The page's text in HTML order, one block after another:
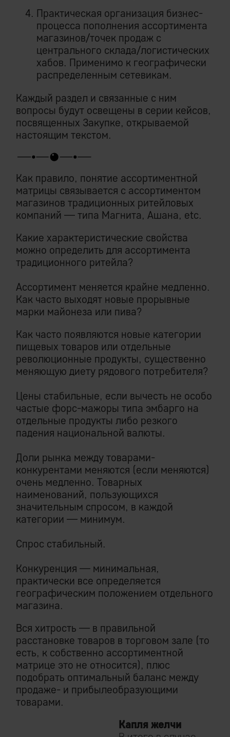
Практическая организация бизнес-
процесса пополнения ассортимента
магазинов/точек продаж с
центрального склада/логистических
хабов. Применимо к географически
распределенным сетевикам.
Каждый раздел и связанные с ним
вопросы будут освещены в серии кейсов,
посвященных Закупке, открываемой
настоящим текстом.
Как правило, понятие ассортиментной
матрицы связывается с ассортиментом
магазинов традиционных ритейловых
компаний — типа Магнита, Ашана, etc.
Какие характеристические свойства
можно определить для ассортимента
традиционного ритейла?
Ассортимент меняется крайне медленно.
Как часто выходят новые прорывные
марки майонеза или пива?
Как часто появляются новые категории
пищевых товаров или отдельные
революционные продукты, существенно
меняющую диету рядового потребителя?
Цены стабильные, если вычесть не особо
частые форс-мажоры типа эмбарго на
отдельные продукты либо резкого
падения национальной валюты.
Доли рынка между товарами-
конкурентами меняются (если меняются)
очень медленно. Товарных
наименований, пользующихся
значительным спросом, в каждой
категории — минимум.
Спрос стабильный.
Конкуренция — минимальная,
практически все определяется
географическим положением отдельного
магазина.
Вся хитрость — в правильной
расстановке товаров в торговом зале (то
есть, к собственно ассортиментной
матрице это не относится), плюс
подобрать оптимальный баланс между
продаже- и прибылеобразующими
товарами.
Капля желчи